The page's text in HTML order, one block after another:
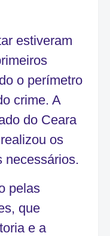
estiveram
o perímetro
crime. A
do Ceara
os
necessários.
pelas
que
e a